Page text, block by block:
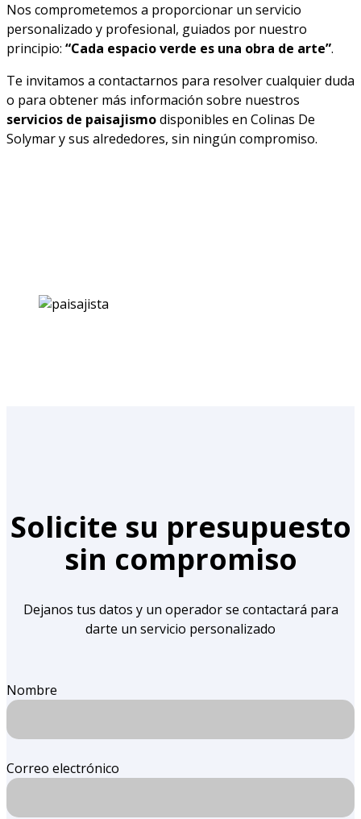
Nos comprometemos a proporcionar un servicio
personalizado y profesional, guiados por nuestro
principio: “Cada espacio verde es una obra de arte”.
Te invitamos a contactarnos para resolver cualquier duda
o para obtener más información sobre nuestros
servicios de paisajismodisponibles en Colinas De
Solymar y sus alrededores, sin ningún compromiso.
Solicite su presupuesto
sin compromiso
Dejanos tus datos y un operador se contactará para
darte un servicio personalizado
Nombre
Correo electrónico